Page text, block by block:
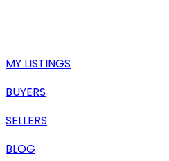
MY LISTINGS
BUYERS
SELLERS
BLOG